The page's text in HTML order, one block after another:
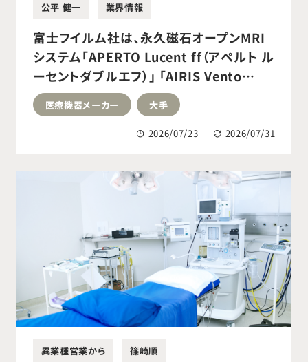
公平 健一 業界情報
富士フイルム社は、永久磁石オープンMRI
システム「APERTO Lucent ff（アペルト ル
ーセントダブルエフ）」 「AIRIS Vento
ff（エアリスベントダブルエフ）」の新モデル
を発売しました
医療機器メーカー 大手
2026/07/23 2026/07/31
異業種営業から 篠崎順